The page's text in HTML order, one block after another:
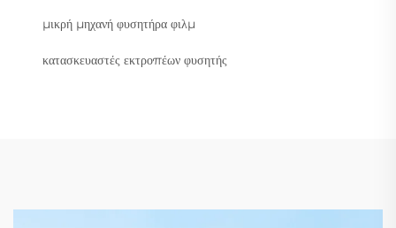
μικρή μηχανή φυσητήρα φιλμ
κατασκευαστές εκτροπέων φυσητής